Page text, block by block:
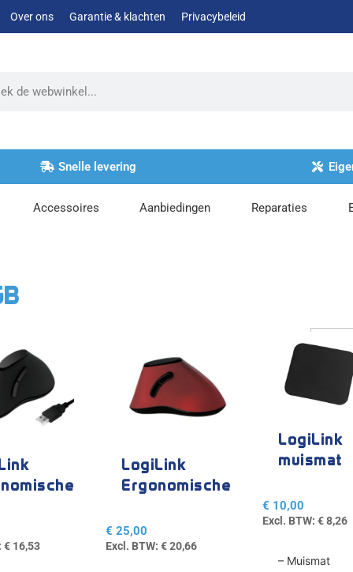
Over ons Garantie & klachten Privacybeleid
Snelle levering
Accessoires Aanbiedingen Reparaties
€ 16,53
LogiLink
Ergonomische
draadloos
€ 25,00
Excl. BTW:€20,66
LogiLink
muismat
€ 10,00
Excl. BTW:€8,26
– Muismat